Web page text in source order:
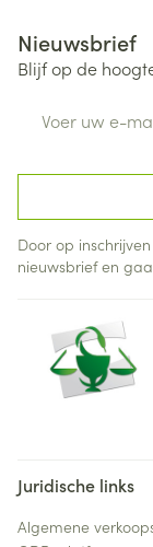
Nieuwsbrief
Blijf op de
Door op
nieuwsbrief en
Juridische links
Algemene